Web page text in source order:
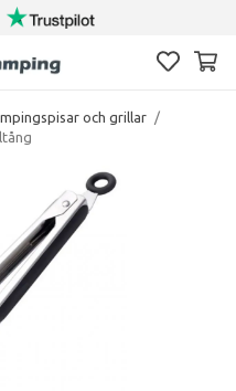
och grillar /